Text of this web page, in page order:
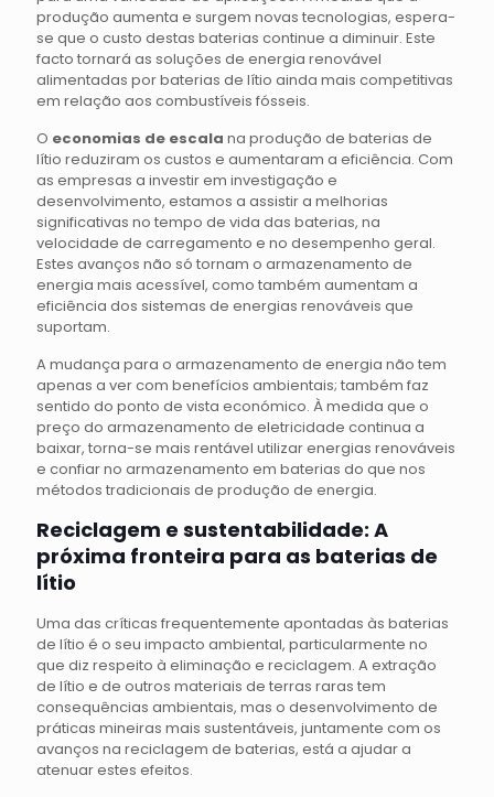
produção aumenta e surgem novas tecnologias, espera-
se que o custo destas baterias continue a diminuir. Este
facto tornará as soluções de energia renovável
alimentadas por baterias de lítio ainda mais competitivas
em relação aos combustíveis fósseis.
O economias de escala na produção de baterias de
lítio reduziram os custos e aumentaram a eficiência. Com
as empresas a investir em investigação e
desenvolvimento, estamos a assistir a melhorias
significativas no tempo de vida das baterias, na
velocidade de carregamento e no desempenho geral.
Estes avanços não só tornam o armazenamento de
energia mais acessível, como também aumentam a
eficiência dos sistemas de energias renováveis que
suportam.
A mudança para o armazenamento de energia não tem
apenas a ver com benefícios ambientais; também faz
sentido do ponto de vista económico. À medida que o
preço do armazenamento de eletricidade continua a
baixar, torna-se mais rentável utilizar energias renováveis
e confiar no armazenamento em baterias do que nos
métodos tradicionais de produção de energia.
Reciclagem e sustentabilidade: A
próxima fronteira para as baterias de
lítio
Uma das críticas frequentemente apontadas às baterias
de lítio é o seu impacto ambiental, particularmente no
que diz respeito à eliminação e reciclagem. A extração
de lítio e de outros materiais de terras raras tem
consequências ambientais, mas o desenvolvimento de
práticas mineiras mais sustentáveis, juntamente com os
avanços na reciclagem de baterias, está a ajudar a
atenuar estes efeitos.